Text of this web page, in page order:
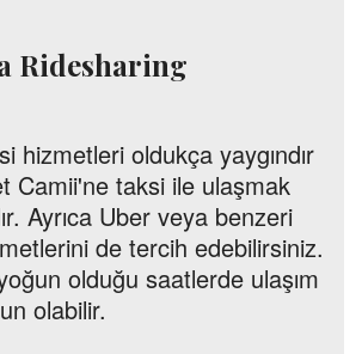
Ridesharing
hizmetleri oldukça yaygındır
Camii'ne taksi ile ulaşmak
Ayrıca Uber veya benzeri
de tercih edebilirsiniz.
olduğu saatlerde ulaşım
olabilir.